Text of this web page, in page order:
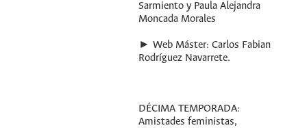
Sarmiento y Paula Alejandra
Moncada Morales
► Web Máster: Carlos Fabian
Rodríguez Navarrete.
DÉCIMA TEMPORADA:
Amistades feministas,